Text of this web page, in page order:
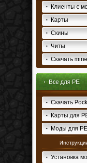
Клиенты с
Карты
Скины
Читы
Скачать
Все для PE
Скачать
Карты для
Моды для PE
Установка